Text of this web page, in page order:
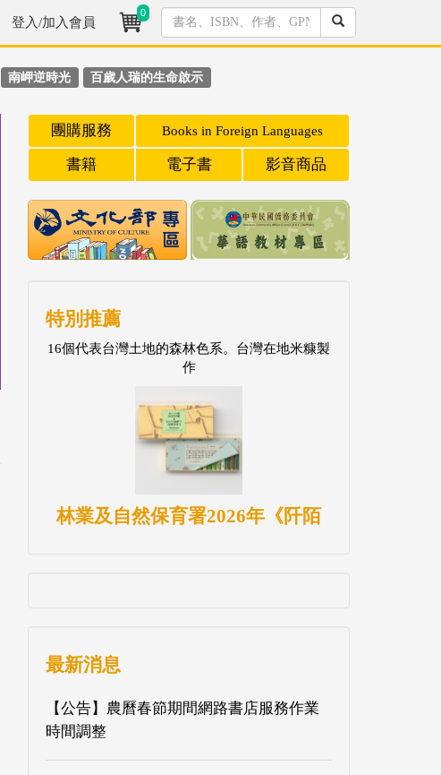
登入/加入會員
0
南岬逆時光 百歲人瑞的生命啟示
團購服務 Books in Foreign Languages
書籍 電子書 影音商品
特別推薦
16個代表台灣土地的森林色系。台灣在地米糠製
作
林業及自然保育署2026年《阡陌
最新消息
【公告】農曆春節期間網路書店服務作業
時間調整